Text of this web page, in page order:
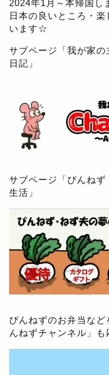
2024年1月～本帰国し
日本の良いところ・
います☆
サブページ「我が家
日記 」
サブページ「ぴんね
生活 」
ぴんねずのお弁当な
んねずチャンネル 」